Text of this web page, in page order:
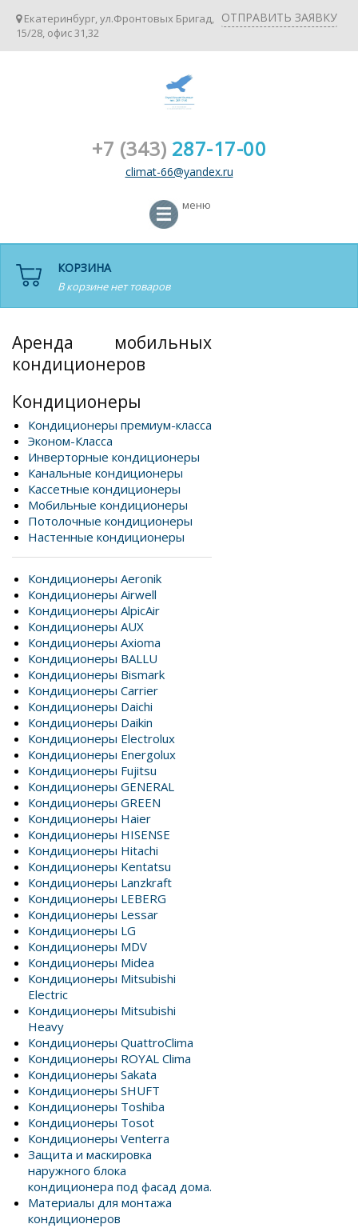
ОТПРАВИТЬ ЗАЯВКУ
Екатеринбург, ул.Фронтовых Бригад,
15/28, офис 31,32
+7 (343) 287-17-00
climat-66@yandex.ru
КОРЗИНА
В корзине нет товаров
меню
Аренда мобильных
кондиционеров
Кондиционеры
Кондиционеры премиум-класса
Эконом-Класса
Инверторные кондиционеры
Канальные кондиционеры
Кассетные кондиционеры
Мобильные кондиционеры
Потолочные кондиционеры
Настенные кондиционеры
Кондиционеры Aeronik
Кондиционеры Airwell
Кондиционеры AlpicAir
Кондиционеры AUX
Кондиционеры Axioma
Кондиционеры BALLU
Кондиционеры Bismark
Кондиционеры Carrier
Кондиционеры Daichi
Кондиционеры Daikin
Кондиционеры Electrolux
Кондиционеры Energolux
Кондиционеры Fujitsu
Кондиционеры GENERAL
Кондиционеры GREEN
Кондиционеры Haier
Кондиционеры HISENSE
Кондиционеры Hitachi
Кондиционеры Kentatsu
Кондиционеры Lanzkraft
Кондиционеры LEBERG
Кондиционеры Lessar
Кондиционеры LG
Кондиционеры MDV
Кондиционеры Midea
Кондиционеры Mitsubishi
Electric
Кондиционеры Mitsubishi
Heavy
Кондиционеры QuattroClima
Кондиционеры ROYAL Clima
Кондиционеры Sakata
Кондиционеры SHUFT
Кондиционеры Toshiba
Кондиционеры Tosot
Кондиционеры Venterra
Защита и маскировка
наружного блока
кондиционера под фасад дома.
Материалы для монтажа
кондиционеров